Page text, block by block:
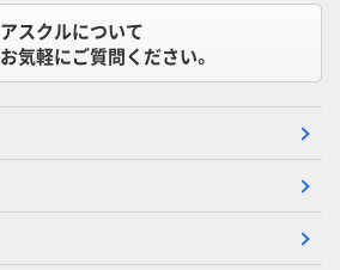
アスクルについて
お気軽にご質問ください。